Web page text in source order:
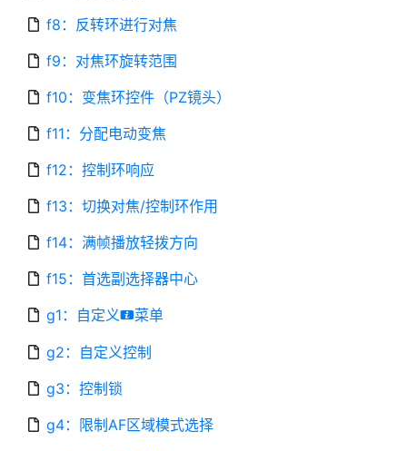
f8：反转环进行对焦
f9：对焦环旋转范围
f10：变焦环控件（PZ镜头）
f11：分配电动变焦
f12：控制环响应
f13：切换对焦/控制环作用
f14：满帧播放轻拨方向
f15：首选副选择器中心
g1：自定义i菜单
g2：自定义控制
g3：控制锁
g4：限制AF区域模式选择